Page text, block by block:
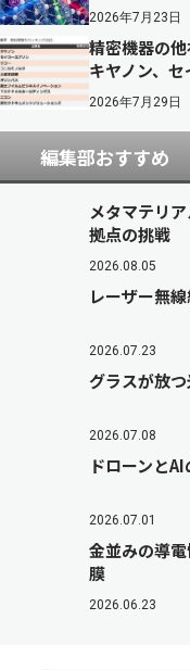
2026年7月23日
精密機器の
キヤノン、
2026年7月29日
編集部おすすめ
メタマテリ
拠点の挑戦
2026.08.05
レーザー無
2026.07.23
グラスが放
2026.07.08
ドローンと
2026.07.01
金並みの導
膜
2026.06.23